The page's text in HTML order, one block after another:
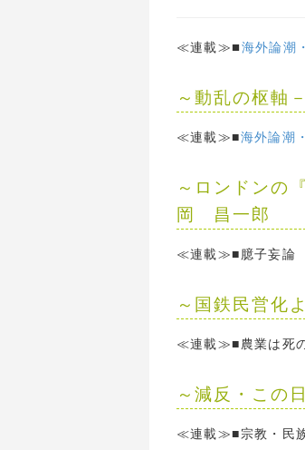
≪連載≫■海外論潮
～動乱の枢軸
≪連載≫■海外論潮
～ロンドンの
岡 昌一郎
≪連載≫■臆子妄論
～国鉄民営化
≪連載≫■農業は死
～減反・この
≪連載≫■宗教・民